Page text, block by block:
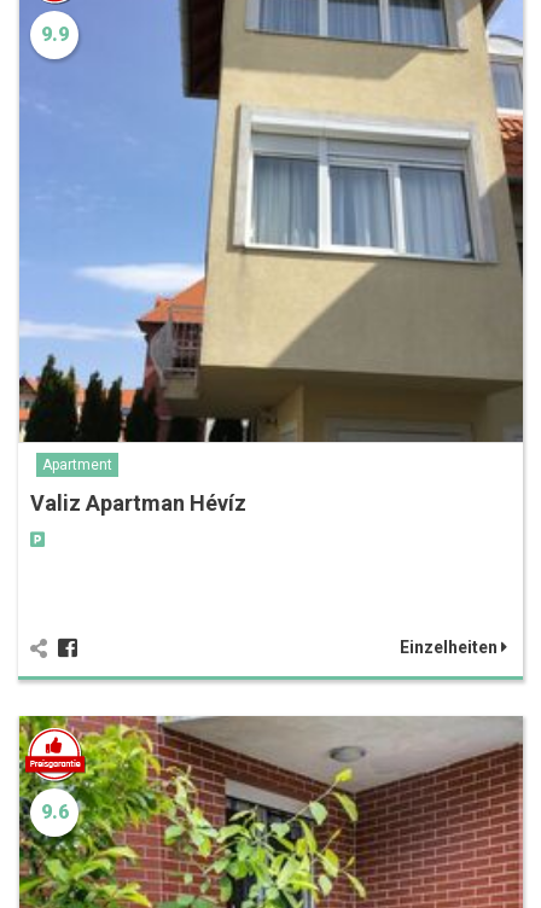
9.9
Apartment
Valiz Apartman Hévíz
Einzelheiten
9.6